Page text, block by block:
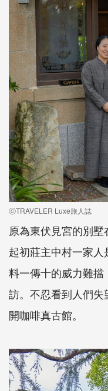
ⓒTRAVELER Luxe旅人誌
原為東伏見宮的別墅
起初莊主中村一家
料一傳十的威力難
訪。不忍看到人們
開咖啡真古館。